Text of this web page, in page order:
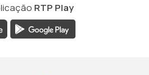
RTP Play